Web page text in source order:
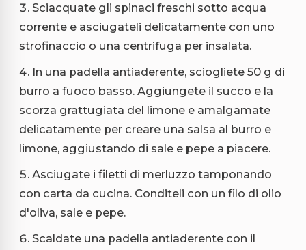
Sciacquate gli spinaci freschi sotto acqua
corrente e asciugateli delicatamente con uno
strofinaccio o una centrifuga per insalata.
In una padella antiaderente, sciogliete 50 g di
burro a fuoco basso. Aggiungete il succo e la
scorza grattugiata del limone e amalgamate
delicatamente per creare una salsa al burro e
limone, aggiustando di sale e pepe a piacere.
Asciugate i filetti di merluzzo tamponando
con carta da cucina. Conditeli con un filo di olio
d'oliva, sale e pepe.
Scaldate una padella antiaderente con il